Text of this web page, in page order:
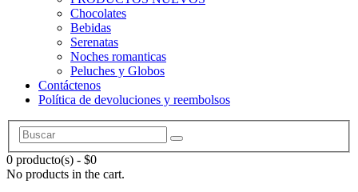
Chocolates
Bebidas
Serenatas
Noches romanticas
Peluches y Globos
Contáctenos
Política de devoluciones y reembolsos
0 producto(s) - $0
No products in the cart.